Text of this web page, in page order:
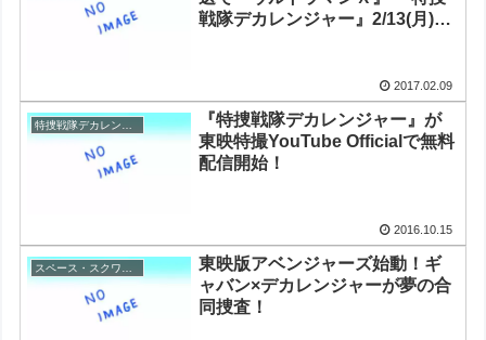
戦隊デカレンジャー』2/13(月)よ
2017.02.09
『特捜戦隊デカレンジャー』が
東映特撮YouTube Officialで無料
配信開始！
2016.10.15
スペース・スクワッド
東映版アベンジャーズ始動！ギ
ャバン×デカレンジャーが夢の合
同捜査！